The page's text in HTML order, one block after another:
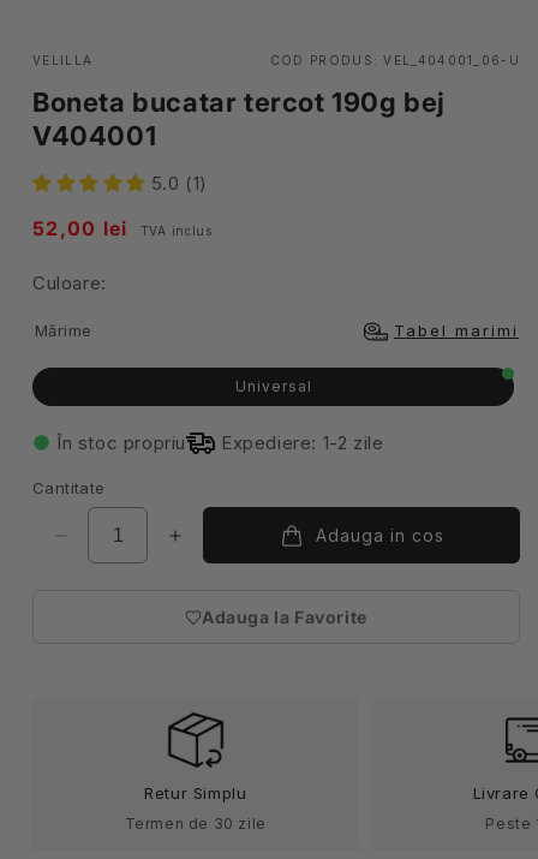
VELILLA COD PRODUS:VEL_404001_06-U
Boneta bucatar tercot 190g bej
V404001
5.0 (1)
Pret
52,00 lei TVA inclus.
Culoare:
Mărime Tabel marimi
Universal
În stoc propriu Expediere: 1-2 zile
Cantitate
Reduceți
cantitatea
Creșteți
cantitatea
Boneta
bej
V404001
Adauga in cos
Adauga la Favorite
(necesita
Retur Simplu
Termen de 30 zile
Livrare
Peste